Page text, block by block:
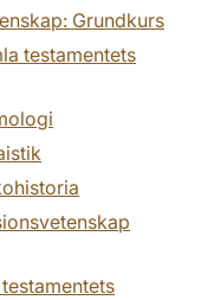
Grundkurs
testamentets